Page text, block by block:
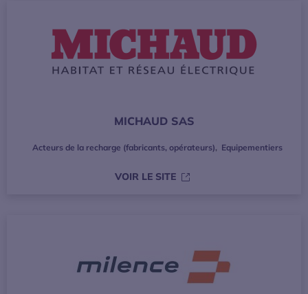
MICHAUD SAS
Acteurs de la recharge (fabricants, opérateurs), Equipementiers
VOIR LE SITES’OUVRE DANS UNE